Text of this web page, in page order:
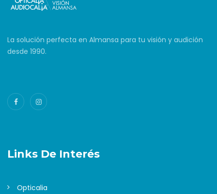
La solución perfecta en Almansa para tu visión y audición
desde 1990.
Links De Interés
Opticalia